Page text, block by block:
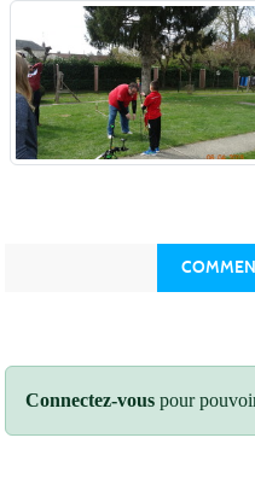
Connectez-vous pour